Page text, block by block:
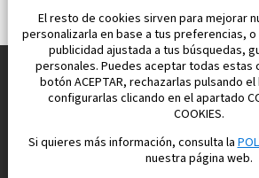
Construimos y vendemos propiedades
para su vida feliz en España
El resto de cookies sirven para mejorar
personalizarla en base a tus preferencias,
publicidad ajustada a tus búsquedas,
personales. Puedes aceptar todas estas
botón ACEPTAR, rechazarlas pulsando el
configurarlas clicando en el apartado
COOKIES.
Si quieres más información, consulta la
nuestra página web.